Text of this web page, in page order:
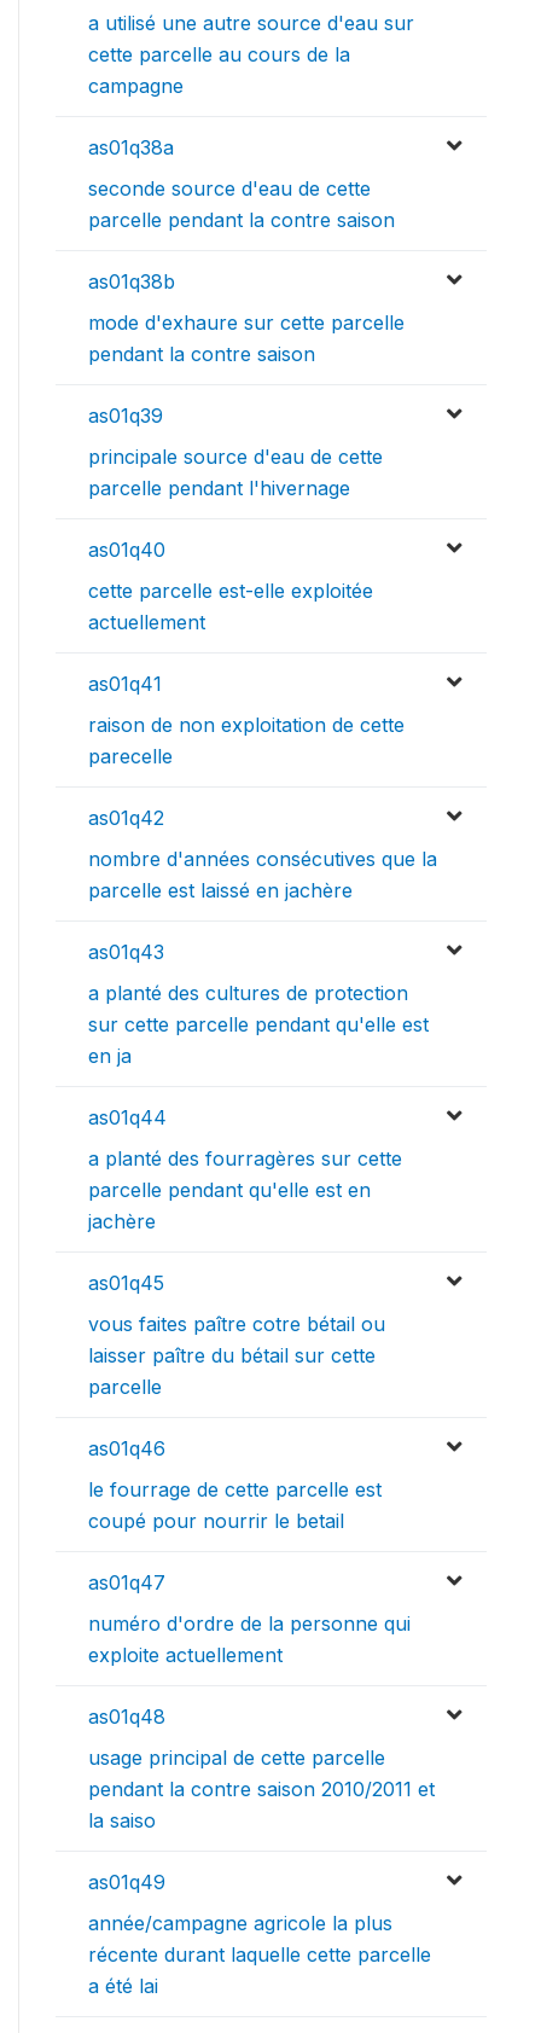
a utilisé une autre source d'eau sur
cette parcelle au cours de la
campagne
as01q38a
seconde source d'eau de cette
parcelle pendant la contre saison
as01q38b
mode d'exhaure sur cette parcelle
pendant la contre saison
as01q39
principale source d'eau de cette
parcelle pendant l'hivernage
as01q40
cette parcelle est-elle exploitée
actuellement
as01q41
raison de non exploitation de cette
parecelle
as01q42
nombre d'années consécutives que la
parcelle est laissé en jachère
as01q43
a planté des cultures de protection
sur cette parcelle pendant qu'elle est
en ja
as01q44
a planté des fourragères sur cette
parcelle pendant qu'elle est en
jachère
as01q45
vous faites paître cotre bétail ou
laisser paître du bétail sur cette
parcelle
as01q46
le fourrage de cette parcelle est
coupé pour nourrir le betail
as01q47
numéro d'ordre de la personne qui
exploite actuellement
as01q48
usage principal de cette parcelle
pendant la contre saison 2010/2011 et
la saiso
as01q49
année/campagne agricole la plus
récente durant laquelle cette parcelle
a été lai